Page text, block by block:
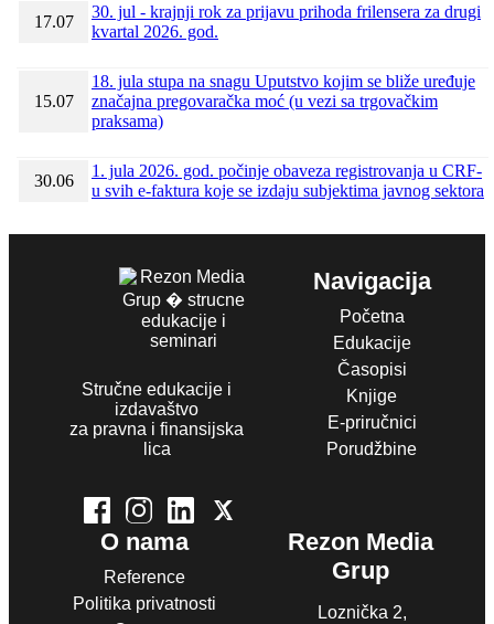
17.07
30. jul - krajnji rok za prijavu prihoda frilensera za drugi
kvartal 2026. god.
15.07
18. jula stupa na snagu Uputstvo kojim se bliže uređuje
značajna pregovaračka moć (u vezi sa trgovačkim
praksama)
30.06
1. jula 2026. god. počinje obaveza registrovanja u CRF-
u svih e-faktura koje se izdaju subjektima javnog sektora
Stručne edukacije i
izdavaštvo
za pravna i finansijska
lica
Navigacija
Početna
Edukacije
Časopisi
Knjige
E-priručnici
Porudžbine
O nama
Reference
Politika privatnosti
Rezon Media
Grup
Loznička 2,